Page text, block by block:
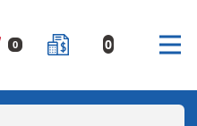
0 0